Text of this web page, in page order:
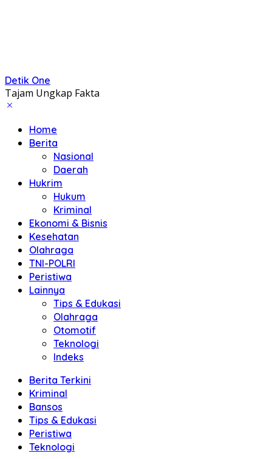
Detik One
Tajam Ungkap Fakta
Home
Berita
Nasional
Daerah
Hukrim
Hukum
Kriminal
Ekonomi & Bisnis
Kesehatan
Olahraga
TNI-POLRI
Peristiwa
Lainnya
Tips & Edukasi
Olahraga
Otomotif
Teknologi
Indeks
Berita Terkini
Kriminal
Bansos
Tips & Edukasi
Peristiwa
Teknologi